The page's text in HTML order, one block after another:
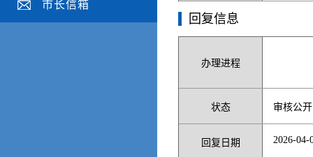
市长信箱
回复信息
办理进程
状态 审核公开
回复日期 2026-04-